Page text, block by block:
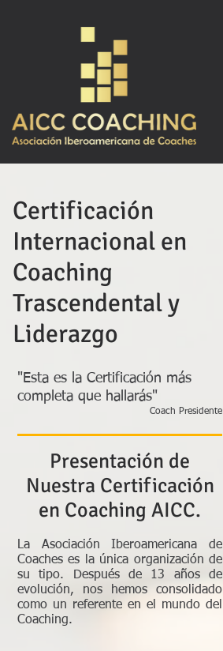
Certificación
Internacional en
Coaching
Trascendental y
Liderazgo
"Esta es la Certificación más
completa que hallarás"
Coach Presidente
Presentación de
Nuestra Certificación
en Coaching AICC.
La Asociación Iberoamericana de
Coaches es la única organización de
su tipo. Después de 13 años de
evolución, nos hemos consolidado
como un referente en el mundo del
Coaching.